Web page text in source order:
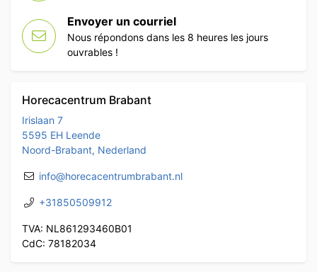
Envoyer un courriel
Nous répondons dans les 8 heures les jours
ouvrables !
Horecacentrum Brabant
Irislaan 7
5595 EH Leende
Noord-Brabant, Nederland
info@horecacentrumbrabant.nl
+31850509912
TVA: NL861293460B01
CdC: 78182034